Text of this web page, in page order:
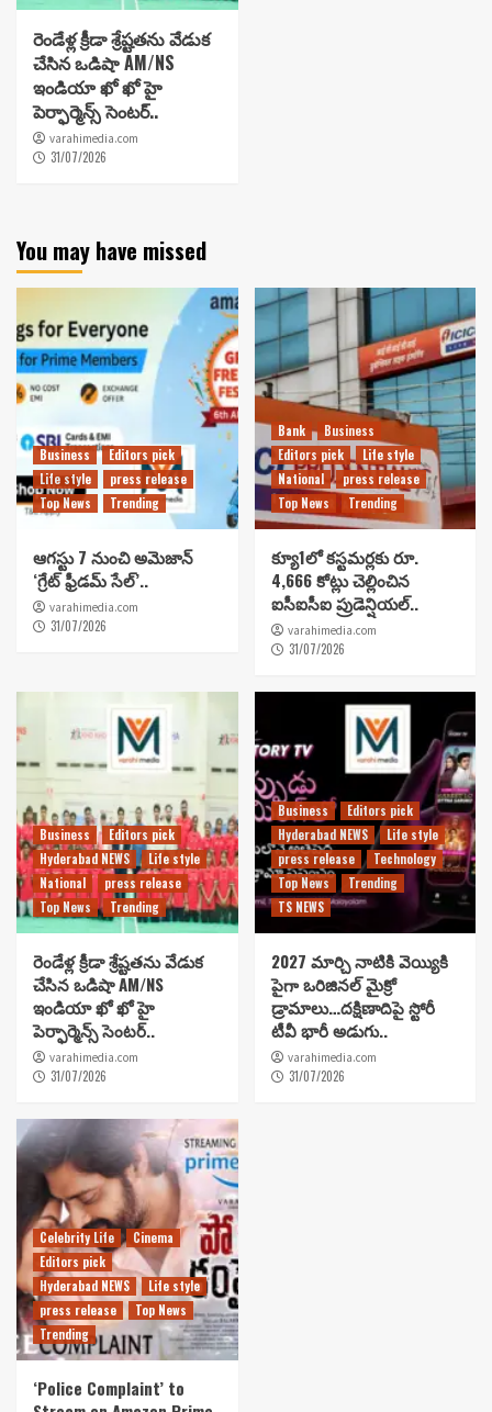
రెండేళ్ల క్రీడా శ్రేష్టతను వేడుక
చేసిన ఒడిషా AM/NS
ఇండియా ఖో ఖో హై
పెర్ఫార్మెన్స్ సెంటర్..
varahimedia.com
31/07/2026
You may have missed
Business
Editors pick
Life style
press release
Top News
Trending
ఆగస్టు 7 నుంచి అమెజాన్
‘గ్రేట్ ఫ్రీడమ్ సేల్’..
varahimedia.com
31/07/2026
Bank
Business
Editors pick
Life style
National
press release
Top News
Trending
క్యూ1లో కస్టమర్లకు రూ.
4,666 కోట్లు చెల్లించిన
ఐసీఐసీఐ ప్రుడెన్షియల్..
varahimedia.com
31/07/2026
Business
Editors pick
Hyderabad NEWS
Life style
National
press release
Top News
Trending
రెండేళ్ల క్రీడా శ్రేష్టతను వేడుక
చేసిన ఒడిషా AM/NS
ఇండియా ఖో ఖో హై
పెర్ఫార్మెన్స్ సెంటర్..
varahimedia.com
31/07/2026
Business
Editors pick
Hyderabad NEWS
Life style
press release
Technology
Top News
Trending
TS NEWS
2027 మార్చి నాటికి వెయ్యికి
పైగా ఒరిజినల్ మైక్రో
డ్రామాలు…దక్షిణాదిపై స్టోరీ
టీవీ భారీ అడుగు..
varahimedia.com
31/07/2026
Celebrity Life
Cinema
Editors pick
Hyderabad NEWS
Life style
press release
Top News
Trending
‘Police Complaint’ to